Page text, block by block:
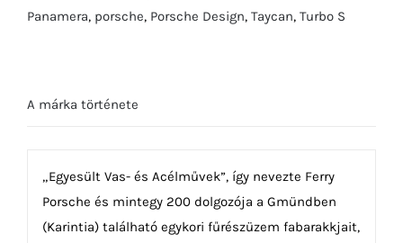
mennyiség
Panamera, porsche, Porsche Design, Taycan, Turbo S
A márka története
„Egyesült Vas- és Acélművek”, így nevezte Ferry
Porsche és mintegy 200 dolgozója a Gmündben
(Karintia) található egykori fűrészüzem fabarakkjait,